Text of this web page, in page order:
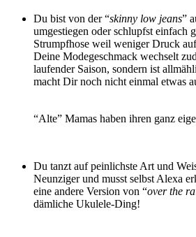
Du bist von der “skinny low jeans”
umgestiegen oder schlupfst einfach
Strumpfhose weil weniger Druck
Deine Modegeschmack wechselt
laufender Saison, sondern ist
macht Dir noch nicht einmal etwas
“Alte” Mamas haben ihren ganz
Du tanzt auf peinlichste Art und
Neunziger und musst selbst Alexa
eine andere Version von “over the
dämliche Ukulele-Ding!